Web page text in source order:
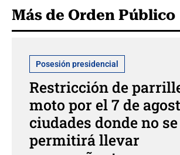
Más de Orden Público
Posesión presidencial
Restricción de
moto por el 7 de
ciudades donde no se
permitirá llevar